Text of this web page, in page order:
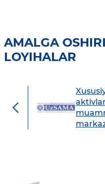
AMALGA
LOYIHALAR